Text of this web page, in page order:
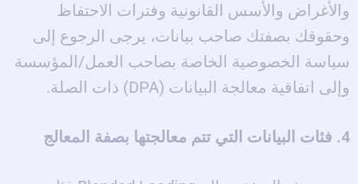
والأغراض والأسس القانونية وفترات الاحتفاظ
وحقوقك بصفتك صاحب بيانات، يرجى الرجوع إلى
سياسة الخصوصية الخاصة بصاحب العمل/المؤسسة
وإلى اتفاقية معالجة البيانات (DPA) ذات الصلة.
4. فئات البيانات التي تتم معالجتها بصفة المعالج